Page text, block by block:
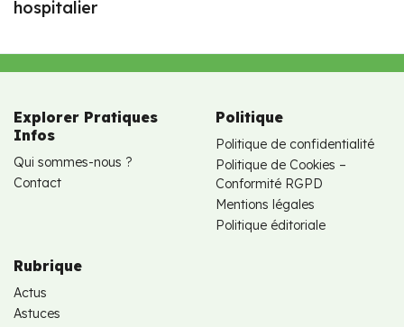
hospitalier
Explorer Pratiques
Infos
Qui sommes-nous ?
Contact
Politique
Politique de confidentialité
Politique de Cookies –
Conformité RGPD
Mentions légales
Politique éditoriale
Rubrique
Actus
Astuces